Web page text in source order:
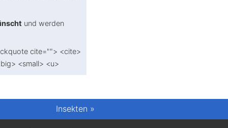
und werden
cite=""> <cite>
<small> <u>
Insekten »